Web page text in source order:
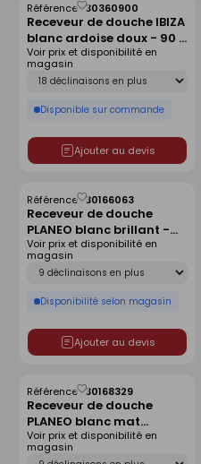
Receveur de douche IBIZA
blanc ardoise doux - 90 x
120 cm
Référence :30360900
Déclinaison
Disponible sur commande
Voir prix et disponibilité en
magasin
Ajouter au devis
Enregistrer
comme
liste
Receveur de douche
PLANEO blanc brillant -
160 x 90 cm
Référence :30166063
Déclinaison
Disponibilité selon magasin
Voir prix et disponibilité en
magasin
Ajouter au devis
Enregistrer
comme
liste
Receveur de douche
PLANEO blanc mat
antidérapant - 90 x 90
cm
Référence :30168329
Déclinaison
Voir prix et disponibilité en
magasin
Enregistrer
comme
liste